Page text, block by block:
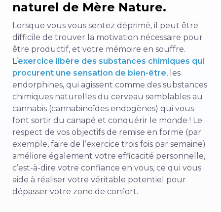
naturel de Mère Nature.
Lorsque vous vous sentez déprimé, il peut être
difficile de trouver la motivation nécessaire pour
être productif, et votre mémoire en souffre.
L’exercice libère des substances chimiques qui
procurent une sensation de bien-être, les
endorphines, qui agissent comme des substances
chimiques naturelles du cerveau semblables au
cannabis (cannabinoïdes endogènes) qui vous
font sortir du canapé et conquérir le monde ! Le
respect de vos objectifs de remise en forme (par
exemple, faire de l’exercice trois fois par semaine)
améliore également votre efficacité personnelle,
c’est-à-dire votre confiance en vous, ce qui vous
aide à réaliser votre véritable potentiel pour
dépasser votre zone de confort.